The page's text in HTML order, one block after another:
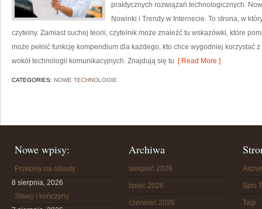
praktycznych rozwiązań technologicznych.
Nowinki i Trendy w Internecie. To strona, w
czytelny. Zamiast suchej teorii, czytelnik może znaleźć tu wskazówki, które
może pełnić funkcję kompendium dla każdego, kto chce wygodniej korzystać
wokół technologii komunikacyjnych. Znajdują się tu [ Read More ]
CATEGORIES: NOWE TECHNOLOGIE
Nowe wpisy:
Przepisy na obiady
8 sierpnia, 2026
Stawy i kończyny
Archiwa
sierpień 2026
lipiec 2026
czerwiec 2026
Spis
Tagi